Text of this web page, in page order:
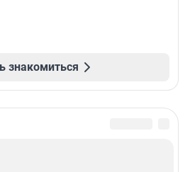
подписчики захейтили